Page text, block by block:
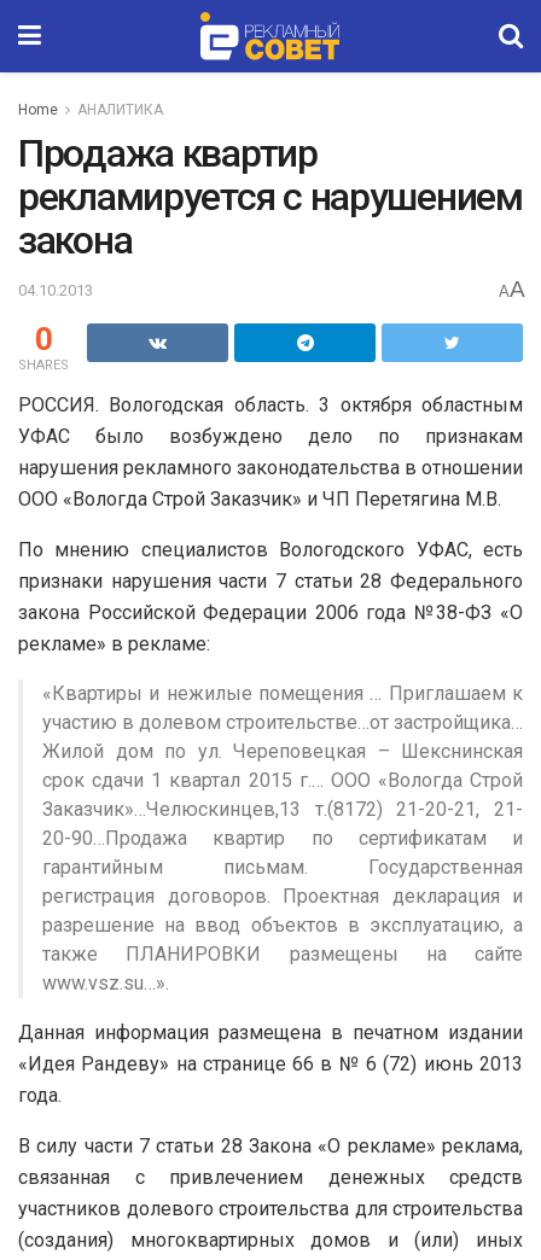
Home АНАЛИТИКА
Продажа квартир
рекламируется с нарушением
закона
04.10.2013 AA
0
SHARES
РОССИЯ. Вологодская область. 3 октября областным
УФАС было возбуждено дело по признакам
нарушения рекламного законодательства в отношении
ООО «Вологда Строй Заказчик» и ЧП Перетягина М.В.
По мнению специалистов Вологодского УФАС, есть
признаки нарушения части 7 статьи 28 Федерального
закона Российской Федерации 2006 года №38-ФЗ «О
рекламе» в рекламе:
«Квартиры и нежилые помещения … Приглашаем к
участию в долевом строительстве…от застройщика…
Жилой дом по ул. Череповецкая – Шекснинская
срок сдачи 1 квартал 2015 г.… ООО «Вологда Строй
Заказчик»…Челюскинцев,13 т.(8172) 21-20-21, 21-
20-90…Продажа квартир по сертификатам и
гарантийным письмам. Государственная
регистрация договоров. Проектная декларация и
разрешение на ввод объектов в эксплуатацию, а
также ПЛАНИРОВКИ размещены на сайте
www.vsz.su…».
Данная информация размещена в печатном издании
«Идея Рандеву» на странице 66 в № 6 (72) июнь 2013
года.
В силу части 7 статьи 28 Закона «О рекламе» реклама,
связанная с привлечением денежных средств
участников долевого строительства для строительства
(создания) многоквартирных домов и (или) иных